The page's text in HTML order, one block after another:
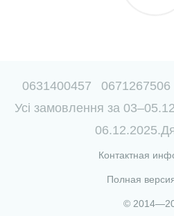
0631400457 0671267506
Усі замовлення за
Контактная
Полная
©